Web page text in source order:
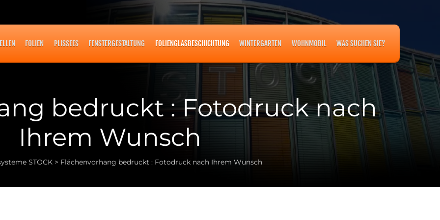
FOLIEN PLISSEES FENSTERGESTALTUNG FOLIENGLASBESCHICHTUNG WINTERGARTEN WOHNMOBIL WAS SUCHEN SIE?
bedruckt : Fotodruck nach
Ihrem Wunsch
STOCK> Flächenvorhang bedruckt : Fotodruck nach Ihrem Wunsch